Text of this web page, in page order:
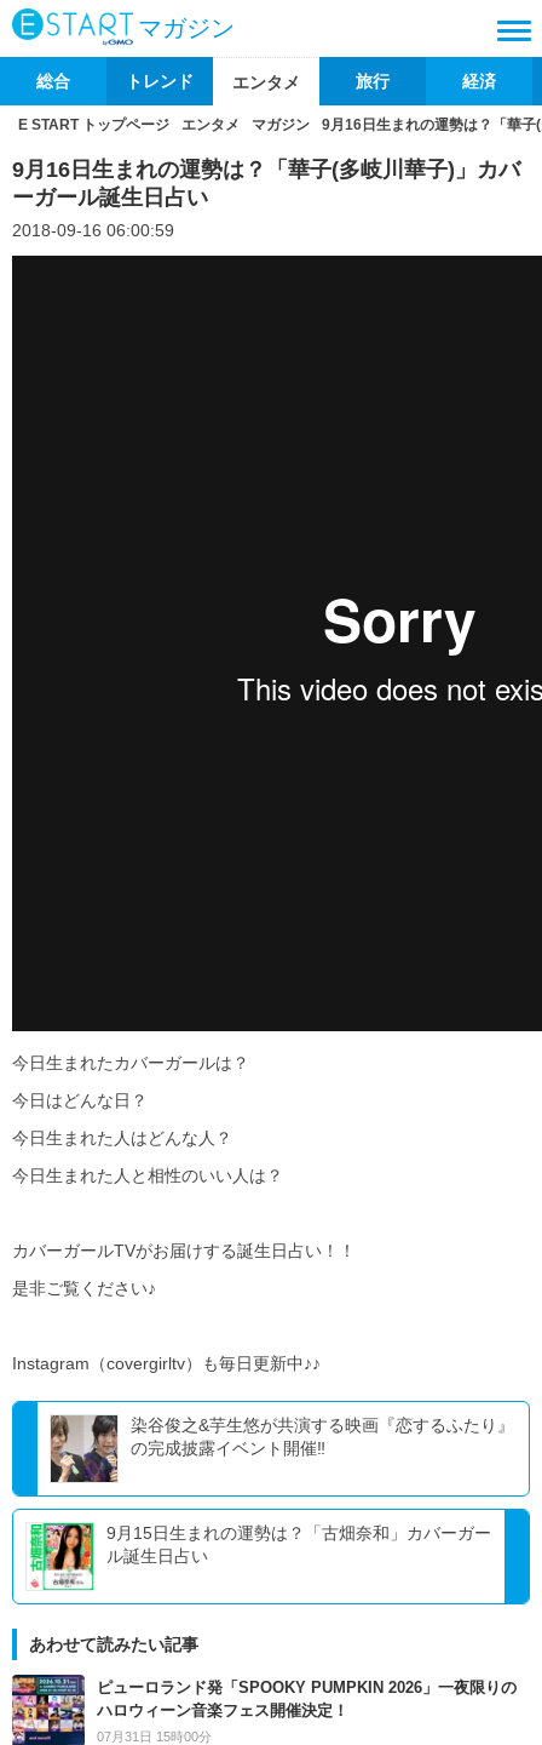
マガジン
総合 トレンド エンタメ 旅行 経済
E START トップページ エンタメ マガジン 9月16日生まれの運勢は？「華
9月16日生まれの運勢は？「華子(多岐川華子)」カバ
ーガール誕生日占い
2018-09-16 06:00:59
今日生まれたカバーガールは？
今日はどんな日？
今日生まれた人はどんな人？
今日生まれた人と相性のいい人は？
カバーガールTVがお届けする誕生日占い！！
是非ご覧ください♪
Instagram（covergirltv）も毎日更新中♪♪
染谷俊之&芋生悠が共演する映画『恋するふたり』
の完成披露イベント開催‼
9月15日生まれの運勢は？「古畑奈和」カバーガー
ル誕生日占い
あわせて読みたい記事
ピューロランド発「SPOOKY PUMPKIN 2026」一夜限りの
ハロウィーン音楽フェス開催決定！
07月31日 15時00分